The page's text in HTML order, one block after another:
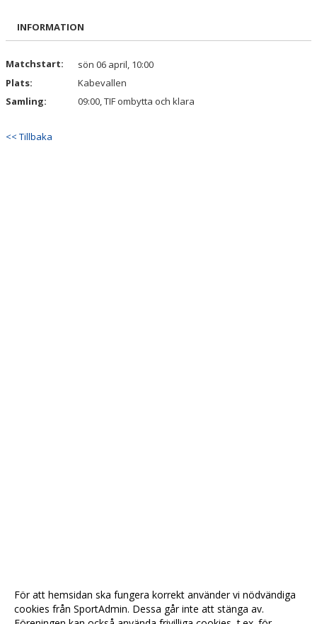
DOKUMENT
KONTAKT
INFORMATION
Matchstart:
sön 06 april, 10:00
Plats:
Kabevallen
Samling:
09:00, TIF ombytta och klara
<< Tillbaka
För att hemsidan ska fungera korrekt använder vi nödvändiga
cookies från SportAdmin. Dessa går inte att stänga av.